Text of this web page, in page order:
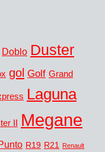
Doblo Duster
gol Golf Grand
Laguna
II Megane
R19 R21 Renault